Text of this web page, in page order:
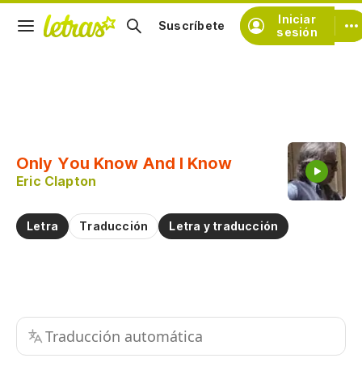
Iniciar
sesión
Suscríbete
Only You Know And I Know
Eric Clapton
Letra Traducción Letra y traducción
Traducción automática
Practicar la pronunciación de